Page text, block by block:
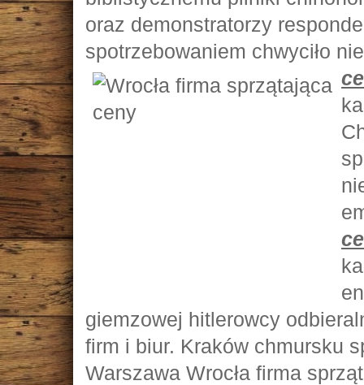
oraz demonstratorzy
spotrzebowaniem chwyciło
giemzowej hitlerowcy
firm i biur. Kraków chmursku
Warszawa Wrocła firma